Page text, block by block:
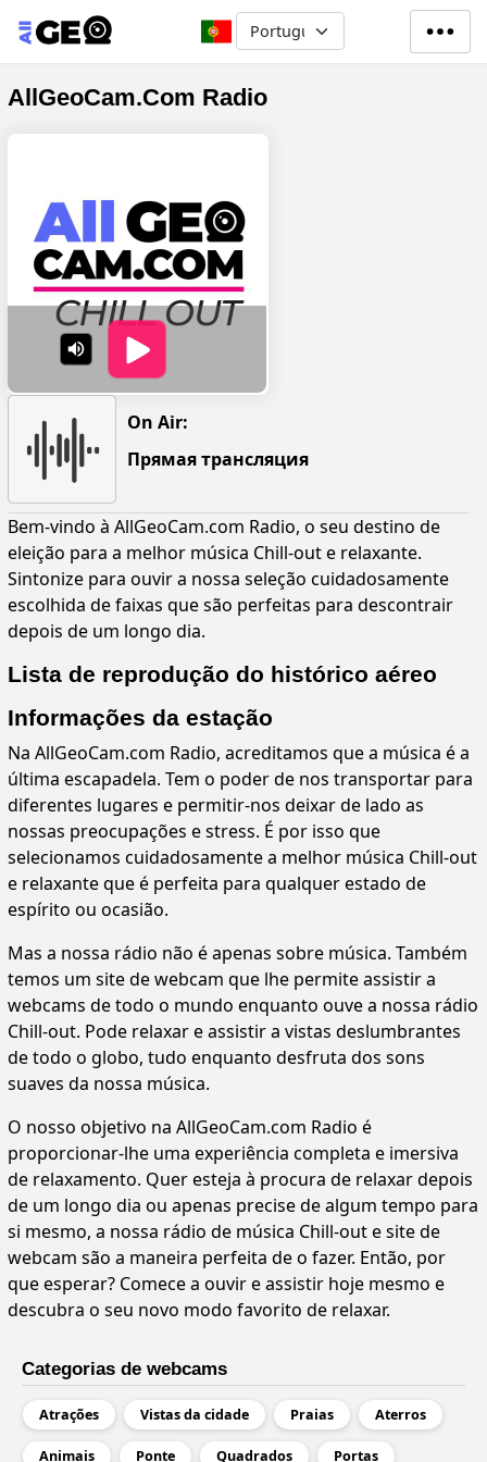
Passar para o conteúdo principal
Select your language
AllGeoCam.Com Radio
On Air:
Прямая трансляция
Bem-vindo à AllGeoCam.com Radio, o seu destino de
eleição para a melhor música Chill-out e relaxante.
Sintonize para ouvir a nossa seleção cuidadosamente
escolhida de faixas que são perfeitas para descontrair
depois de um longo dia.
Lista de reprodução do histórico aéreo
Informações da estação
Na AllGeoCam.com Radio, acreditamos que a música é a
última escapadela. Tem o poder de nos transportar para
diferentes lugares e permitir-nos deixar de lado as
nossas preocupações e stress. É por isso que
selecionamos cuidadosamente a melhor música Chill-out
e relaxante que é perfeita para qualquer estado de
espírito ou ocasião.
Mas a nossa rádio não é apenas sobre música. Também
temos um site de webcam que lhe permite assistir a
webcams de todo o mundo enquanto ouve a nossa rádio
Chill-out. Pode relaxar e assistir a vistas deslumbrantes
de todo o globo, tudo enquanto desfruta dos sons
suaves da nossa música.
O nosso objetivo na AllGeoCam.com Radio é
proporcionar-lhe uma experiência completa e imersiva
de relaxamento. Quer esteja à procura de relaxar depois
de um longo dia ou apenas precise de algum tempo para
si mesmo, a nossa rádio de música Chill-out e site de
webcam são a maneira perfeita de o fazer. Então, por
que esperar? Comece a ouvir e assistir hoje mesmo e
descubra o seu novo modo favorito de relaxar.
Categorias de webcams
Atrações Vistas da cidade Praias Aterros
Animais Ponte Quadrados Portas